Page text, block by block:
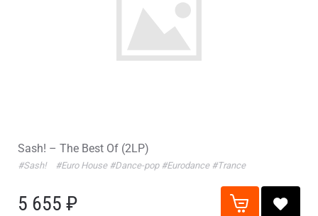
Sash! – The Best Of (2LP)
#Sash! #Euro House #Dance-pop #Eurodance #Trance
5 655 ₽